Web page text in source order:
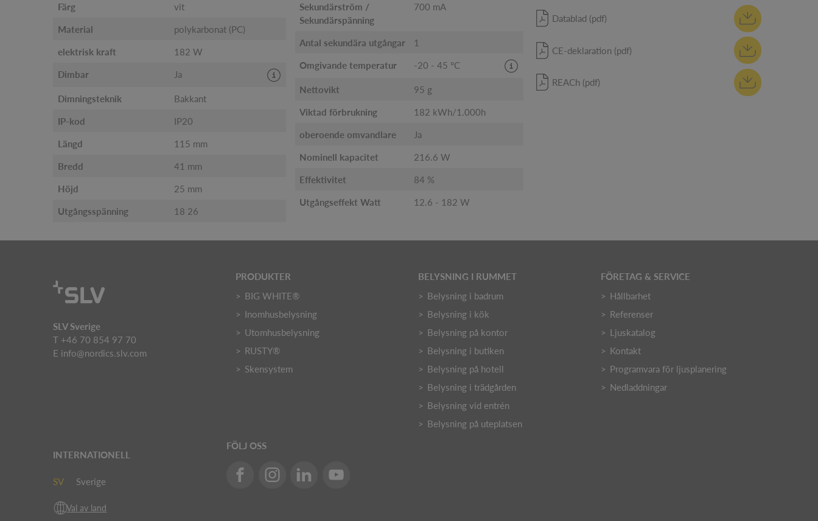
Färg vit
Material polykarbonat (PC)
elektrisk kraft 182 W
Dimbar Ja
Dimningsteknik Bakkant
IP-kod IP20
Längd 115 mm
Bredd 41 mm
Höjd 25 mm
Utgångsspänning 18 26
Sekundärström /
Sekundärspänning
700 mA
Antal sekundära utgångar 1
Omgivande temperatur -20 - 45 °C
Nettovikt 95 g
Viktad förbrukning 182 kWh/1.000h
oberoende omvandlare Ja
Nominell kapacitet 216.6 W
Effektivitet 84 %
Utgångseffekt Watt 12.6 - 182 W
Datablad (pdf)
CE-deklaration (pdf)
REACh (pdf)
SLV Sverige
T +46 70 854 97 70
E info@nordics.slv.com
PRODUKTER
BIG WHITE®
Inomhusbelysning
Utomhusbelysning
RUSTY®
Skensystem
BELYSNING I RUMMET
Belysning i badrum
Belysning i kök
Belysning på kontor
Belysning i butiken
Belysning på hotell
Belysning i trädgården
Belysning vid entrén
Belysning på uteplatsen
FÖRETAG & SERVICE
Hållbarhet
Referenser
Ljuskatalog
Kontakt
Programvara för ljusplanering
Nedladdningar
INTERNATIONELL
SV Sverige
Val av land
FÖLJ OSS